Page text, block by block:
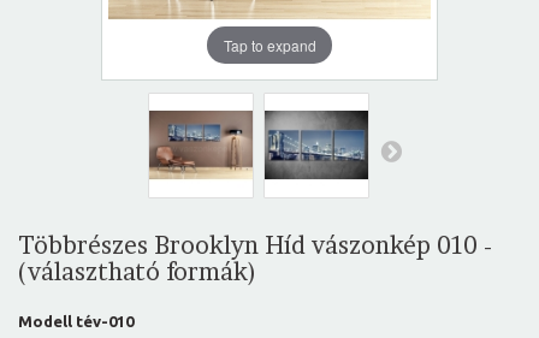
Tap to expand
Többrészes Brooklyn Híd vászonkép 010 -
(választható formák)
Modell tév-010